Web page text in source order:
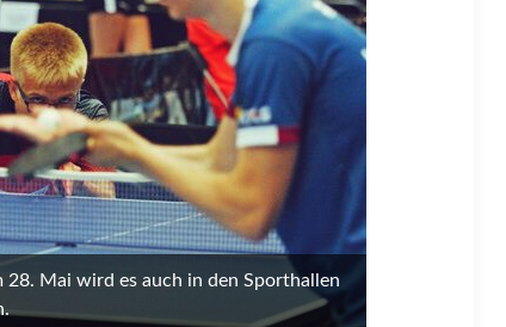
28. Mai wird es auch in den Sporthallen